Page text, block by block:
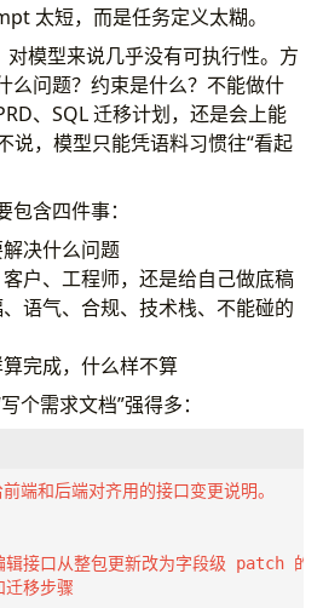
/ Test Runner
API 客户端
是常态，首稿只配叫草稿
绪化
式
道，而不是逼它装懂
样做
别靠“感觉这次挺准”
要提前防，不要事后骂模型笨
然发散
求下结论
最终判断
太短，而是任务定义太糊。
对模型来说几乎没有可执行性。方
么问题？约束是什么？不能做什
、SQL 迁移计划，还是会上能
说，模型只能凭语料习惯往“看起
含四件事：
决什么问题
户、工程师，还是给自己做底稿
语气、合规、技术栈、不能碰的
算完成，什么样不算
个需求文档”强得多：